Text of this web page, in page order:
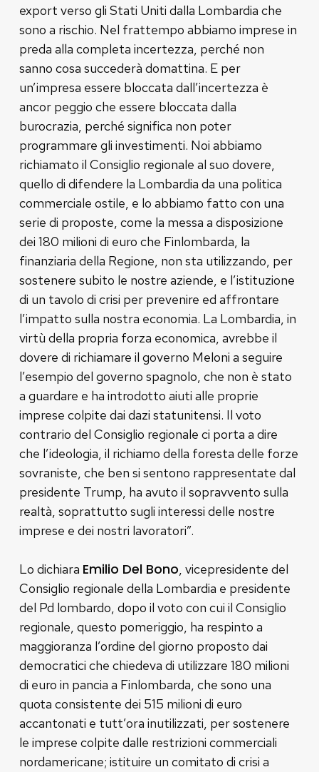
export verso gli Stati Uniti dalla Lombardia che
sono a rischio. Nel frattempo abbiamo imprese in
preda alla completa incertezza, perché non
sanno cosa succederà domattina. E per
un’impresa essere bloccata dall’incertezza è
ancor peggio che essere bloccata dalla
burocrazia, perché significa non poter
programmare gli investimenti. Noi abbiamo
richiamato il Consiglio regionale al suo dovere,
quello di difendere la Lombardia da una politica
commerciale ostile, e lo abbiamo fatto con una
serie di proposte, come la messa a disposizione
dei 180 milioni di euro che Finlombarda, la
finanziaria della Regione, non sta utilizzando, per
sostenere subito le nostre aziende, e l’istituzione
di un tavolo di crisi per prevenire ed affrontare
l’impatto sulla nostra economia. La Lombardia, in
virtù della propria forza economica, avrebbe il
dovere di richiamare il governo Meloni a seguire
l’esempio del governo spagnolo, che non è stato
a guardare e ha introdotto aiuti alle proprie
imprese colpite dai dazi statunitensi. Il voto
contrario del Consiglio regionale ci porta a dire
che l’ideologia, il richiamo della foresta delle forze
sovraniste, che ben si sentono rappresentate dal
presidente Trump, ha avuto il sopravvento sulla
realtà, soprattutto sugli interessi delle nostre
imprese e dei nostri lavoratori”.
Lo dichiara Emilio Del Bono, vicepresidente del
Consiglio regionale della Lombardia e presidente
del Pd lombardo, dopo il voto con cui il Consiglio
regionale, questo pomeriggio, ha respinto a
maggioranza l’ordine del giorno proposto dai
democratici che chiedeva di utilizzare 180 milioni
di euro in pancia a Finlombarda, che sono una
quota consistente dei 515 milioni di euro
accantonati e tutt’ora inutilizzati, per sostenere
le imprese colpite dalle restrizioni commerciali
nordamericane; istituire un comitato di crisi a